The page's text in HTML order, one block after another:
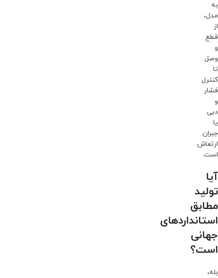
به
مدل،
از
قطع
و
وصل
تا
کنترل
فشار
و
دبی
یا
جبران
ارتعاش
است.
آیا
تولید
مطابق
استانداردهای
جهانی
است؟
بله،